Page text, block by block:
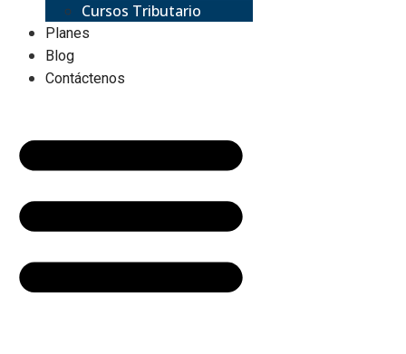
Cursos Tributario
Planes
Blog
Contáctenos